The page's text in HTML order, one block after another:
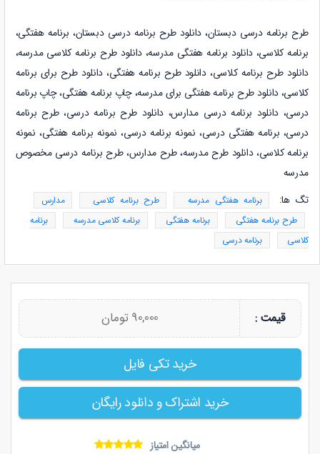
طرح برنامه درسی دبستان، دانلود طرح برنامه درسی دبستان، برنامه هفتگی،
برنامه کلاسی، دانلود برنامه هفتگی مدرسه، دانلود طرح برنامه کلاسی مدرسه،
دانلود طرح برنامه کلاسی، دانلود طرح برنامه هفتگی، دانلود طرح برای برنامه
کلاسی، دانلود طرح برنامه هفتگی برای مدرسه، چاپ برنامه هفتگی، چاپ برنامه
درسی، دانلود برنامه درسی مدارس، دانلود طرح برنامه درسی، طرح برنامه
درسی، برنامه هفتگی درسی، نمونه برنامه درسی، نمونه برنامه هفتگی، نمونه
برنامه کلاسی، دانلود طرح مدرسه، طرح مدارس، طرح برنامه درسی مخصوص
مدرسه
تگ ها:
برنامه هفتگی مدرسه طرح برنامه کلاسی
مدارس
طرح برنامه هفتگی
برنامه هفتگی برنامه کلاسی مدرسه
برنامه
کلاسی
برنامه درسی
قیمت : 90,000 تومان
خرید تکی فایل
خرید اشتراک و دانلود رایگان
میانگین امتیاز